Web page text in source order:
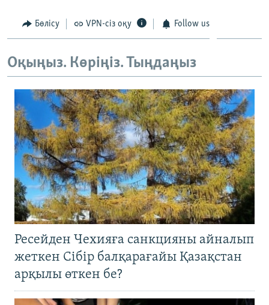
Бөлісу VPN-сіз оқу Follow us
Оқыңыз. Көріңіз. Тыңдаңыз
Ресейден Чехияға санкцияны айналып
жеткен Сібір балқарағайы Қазақстан
арқылы өткен бе?